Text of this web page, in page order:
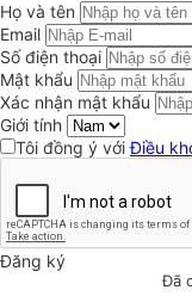
Họ và tên
Email
Số điện thoại
Mật khẩu
Xác nhận mật khẩu
Giới tính
Tôi đồng ý vớiĐiều
Đăng ký
Đã